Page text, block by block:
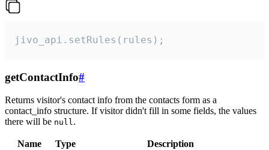
jivo_api.setRules(rules);
getContactInfo#
Returns visitor's contact info from the contacts form as a
contact_info structure. If visitor didn't fill in some fields, the values
there will be null.
Name Type
Description